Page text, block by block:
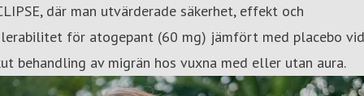
där man utvärderade säkerhet, effekt och
för atogepant (60 mg) jämfört med placebo vid
behandling av migrän hos vuxna med eller utan aura.